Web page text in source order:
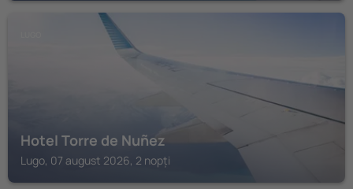
Hotel Torre de Nuñez
Lugo, 07 august 2026, 2 nopți